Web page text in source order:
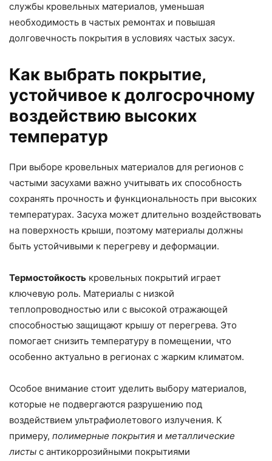
службы кровельных материалов, уменьшая
необходимость в частых ремонтах и повышая
долговечность покрытия в условиях частых засух.
Как выбрать покрытие,
устойчивое к долгосрочному
воздействию высоких
температур
При выборе кровельных материалов для регионов с
частыми засухами важно учитывать их способность
сохранять прочность и функциональность при высоких
температурах. Засуха может длительно воздействовать
на поверхность крыши, поэтому материалы должны
быть устойчивыми к перегреву и деформации.
Термостойкость кровельных покрытий играет
ключевую роль. Материалы с низкой
теплопроводностью или с высокой отражающей
способностью защищают крышу от перегрева. Это
помогает снизить температуру в помещении, что
особенно актуально в регионах с жарким климатом.
Особое внимание стоит уделить выбору материалов,
которые не подвергаются разрушению под
воздействием ультрафиолетового излучения. К
примеру, полимерные покрытия и металлические
листы с антикоррозийными покрытиями